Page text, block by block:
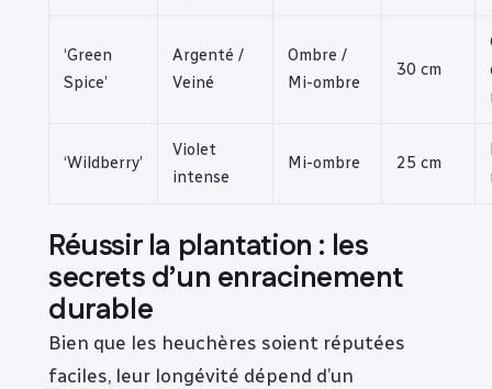
‘Green
Spice’
Argenté /
Veiné
Ombre /
Mi-ombre
30 cm
‘Wildberry’
Violet
intense
Mi-ombre 25 cm
Réussir la plantation : les
secrets d’un enracinement
durable
Bien que les heuchères soient réputées
faciles, leur longévité dépend d’un